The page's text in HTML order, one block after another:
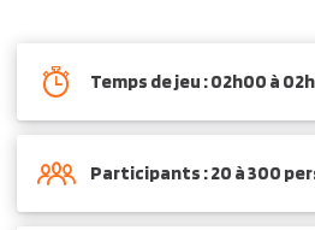
Temps de jeu : 02h00 à
Participants : 20 à 300